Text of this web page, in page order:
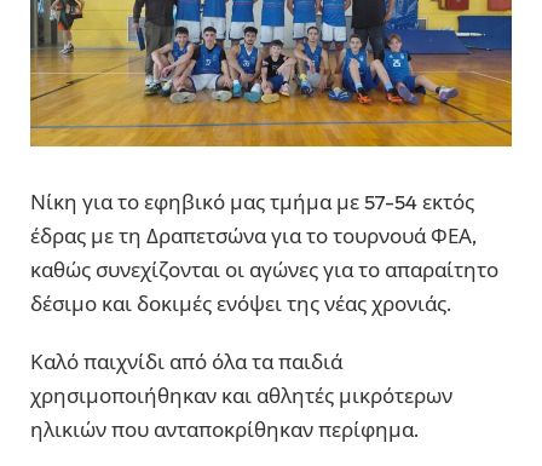
Νίκη για το εφηβικό μας τμήμα με 57-54 εκτός
έδρας με τη Δραπετσώνα για το τουρνουά ΦΕΑ,
καθώς συνεχίζονται οι αγώνες για το απαραίτητο
δέσιμο και δοκιμές ενόψει της νέας χρονιάς.
Καλό παιχνίδι από όλα τα παιδιά
χρησιμοποιήθηκαν και αθλητές μικρότερων
ηλικιών που ανταποκρίθηκαν περίφημα.